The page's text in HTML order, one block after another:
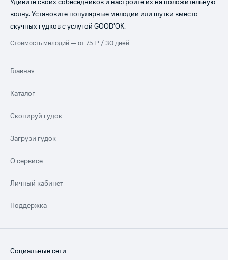
Удивите своих собеседников и настройте их на положительную
волну. Установите популярные мелодии или шутки вместо
скучных гудков с услугой GOOD’OK.
Стоимость мелодий — от 75 ₽ / 30 дней
Главная
Каталог
Скопируй гудок
Загрузи гудок
О сервисе
Личный кабинет
Поддержка
Социальные сети